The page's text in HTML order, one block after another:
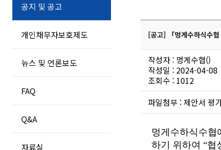
공지 및 공고
개인채무자보호제도
뉴스 및 언론보도
FAQ
Q&A
자료실
[공고] 「멍게수하식수
작성자 : 멍게수협()
작성일 : 2024-04-08
조회수 : 1012
파일첨부 :제안서 평
멍게수하식수협
하기 위하여 “협